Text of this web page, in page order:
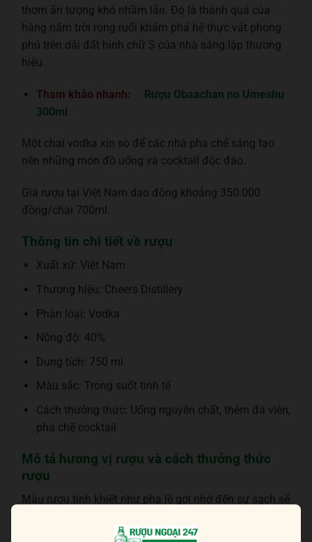
thơm ấn tượng khó nhầm lẫn. Đó là thành quả của
hàng năm trời rong ruổi khám phá hệ thực vật phong
phú trên dải đất hình chữ S của nhà sáng lập thương
hiệu.
Tham khảo nhanh:
Rượu Obaachan no Umeshu
300ml
Một chai vodka xịn sò để các nhà pha chế sáng tạo
nên những món đồ uống và cocktail độc đáo.
Giá rượu tại Việt Nam dao động khoảng 350.000
đồng/chai 700ml.
Thông tin chi tiết về rượu
Xuất xứ: Việt Nam
Thương hiệu: Cheers Distillery
Phân loại: Vodka
Nồng độ: 40%
Dung tích: 750 ml
Màu sắc: Trong suốt tinh tế
Cách thưởng thức: Uống nguyên chất, thêm đá viên,
pha chế cocktail
Mô tả hương vị rượu và cách thưởng thức
rượu
Màu rượu tinh khiết như pha lê gợi nhớ đến sự sạch sẽ
dẫn, tươi mát của chanh và bạc hà vô cùng ấn tượng.